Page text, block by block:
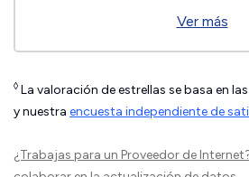
Ver más
◊ La valoración de estrellas se basa en
y nuestra encuesta independiente de
¿Trabajas para un Proveedor de